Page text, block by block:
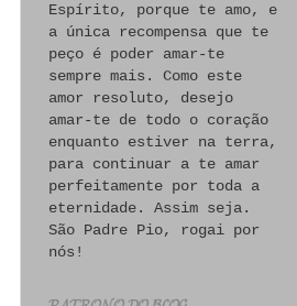
Espírito, porque te amo, e
a única recompensa que te
peço é poder amar-te
sempre mais. Como este
amor resoluto, desejo
amar-te de todo o coração
enquanto estiver na terra,
para continuar a te amar
perfeitamente por toda a
eternidade. Assim seja.
São Padre Pio, rogai por
nós!